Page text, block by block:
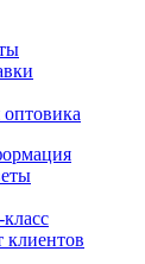
клиентов